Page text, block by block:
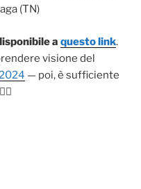
(TN)
a questo link.
visione del
— poi, è sufficiente